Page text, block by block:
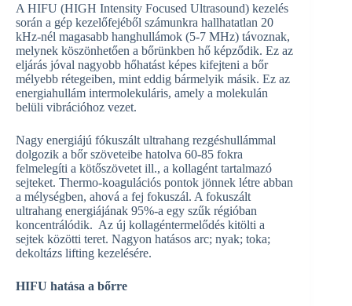
A HIFU (HIGH Intensity Focused Ultrasound) kezelés
során a gép kezelőfejéből számunkra hallhatatlan 20
kHz-nél magasabb hanghullámok (5-7 MHz) távoznak,
melynek köszönhetően a bőrünkben hő képződik. Ez az
eljárás jóval nagyobb hőhatást képes kifejteni a bőr
mélyebb rétegeiben, mint eddig bármelyik másik. Ez az
energiahullám intermolekuláris, amely a molekulán
belüli vibrációhoz vezet.
Nagy energiájú fókuszált ultrahang rezgéshullámmal
dolgozik a bőr szöveteibe hatolva 60-85 fokra
felmelegíti a kötőszövetet ill., a kollagént tartalmazó
sejteket. Thermo-koagulációs pontok jönnek létre abban
a mélységben, ahová a fej fokuszál. A fokuszált
ultrahang energiájának 95%-a egy szűk régióban
koncentrálódik. Az új kollagéntermelődés kitölti a
sejtek közötti teret. Nagyon hatásos arc; nyak; toka;
dekoltázs lifting kezelésére.
HIFU hatása a bőrre